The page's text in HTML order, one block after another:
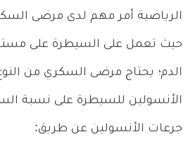
الرياضية أمر مهم لدى مرضى
حيث تعمل على السيطرة على
الدم؛ يحتاج مرضى السكري من
الأنسولين للسيطرة على نسبة
جرعات الأنسولين عن طريق: